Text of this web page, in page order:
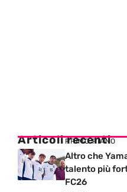
Articoli recenti
PRIMO PIANO
Altro che
talento più
FC26